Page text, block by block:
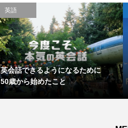
英語
英会話できるようになるために
50歳から始めたこと